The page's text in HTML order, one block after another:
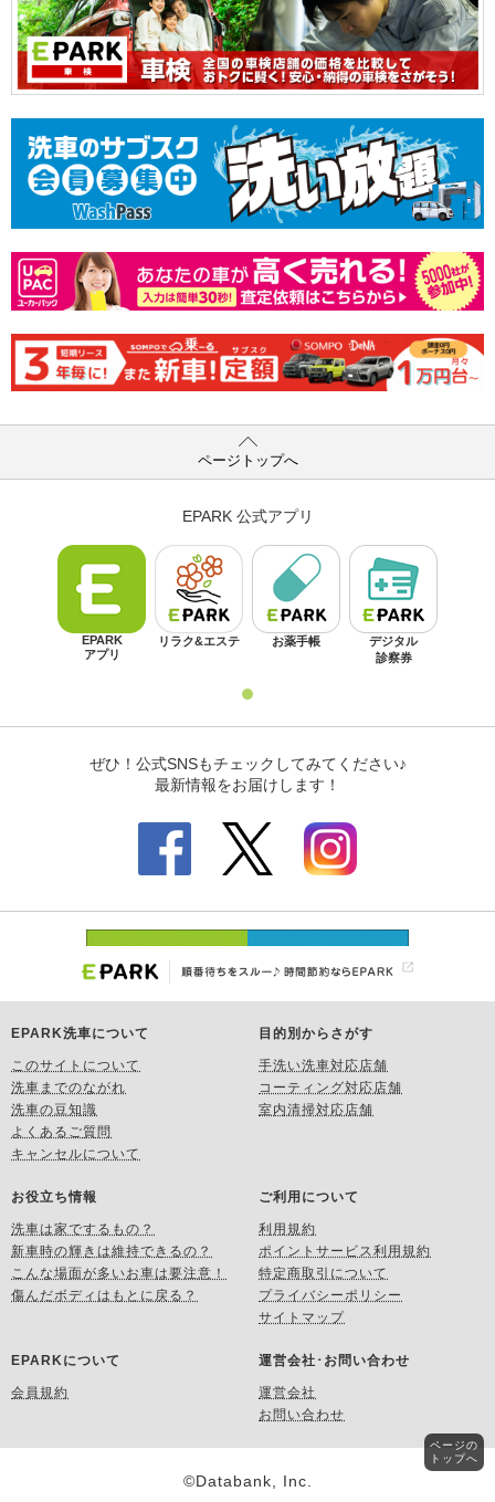
ページトップへ
EPARK洗車について
このサイトについて
洗車までのながれ
洗車の豆知識
よくあるご質問
キャンセルについて
目的別からさがす
手洗い洗車対応店舗
コーティング対応店舗
室内清掃対応店舗
お役立ち情報
洗車は家でするもの？
新車時の輝きは維持できるの？
こんな場面が多いお車は要注意！
傷んだボディはもとに戻る？
ご利用について
利用規約
ポイントサービス利用規約
特定商取引について
プライバシーポリシー
サイトマップ
EPARKについて
会員規約
運営会社･お問い合わせ
運営会社
お問い合わせ
©Databank, Inc.
ページの
トップへ